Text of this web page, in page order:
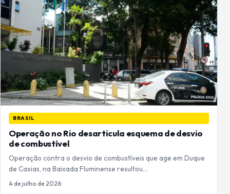
BRASIL
Operação no Rio desarticula esquema de desvio
de combustível
Operação contra o desvio de combustíveis que age em Duque
de Caxias, na Baixada Fluminense resultou…
4 de julho de 2026